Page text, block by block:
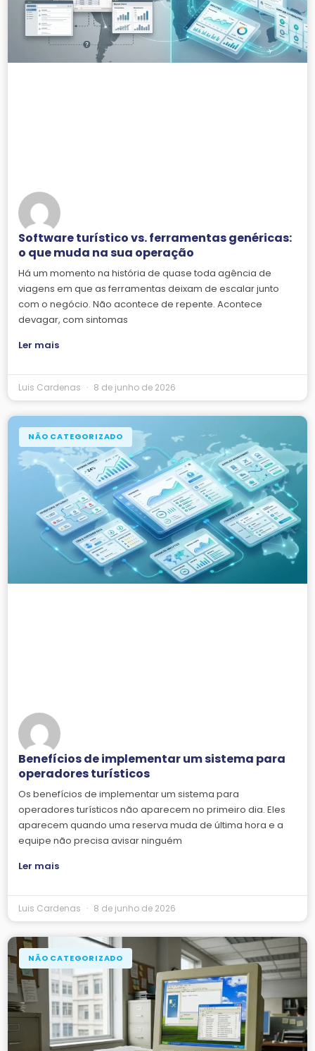
Software turístico vs. ferramentas genéricas:
o que muda na sua operação
Há um momento na história de quase toda agência de
viagens em que as ferramentas deixam de escalar junto
com o negócio. Não acontece de repente. Acontece
devagar, com sintomas
Ler mais
Luis Cardenas 8 de junho de 2026
NÃO CATEGORIZADO
Benefícios de implementar um sistema para
operadores turísticos
Os benefícios de implementar um sistema para
operadores turísticos não aparecem no primeiro dia. Eles
aparecem quando uma reserva muda de última hora e a
equipe não precisa avisar ninguém
Ler mais
Luis Cardenas 8 de junho de 2026
NÃO CATEGORIZADO